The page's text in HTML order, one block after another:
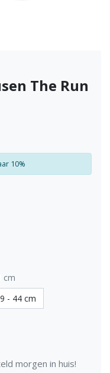
The Run
10%
cm
- 44 cm
morgen in huis!